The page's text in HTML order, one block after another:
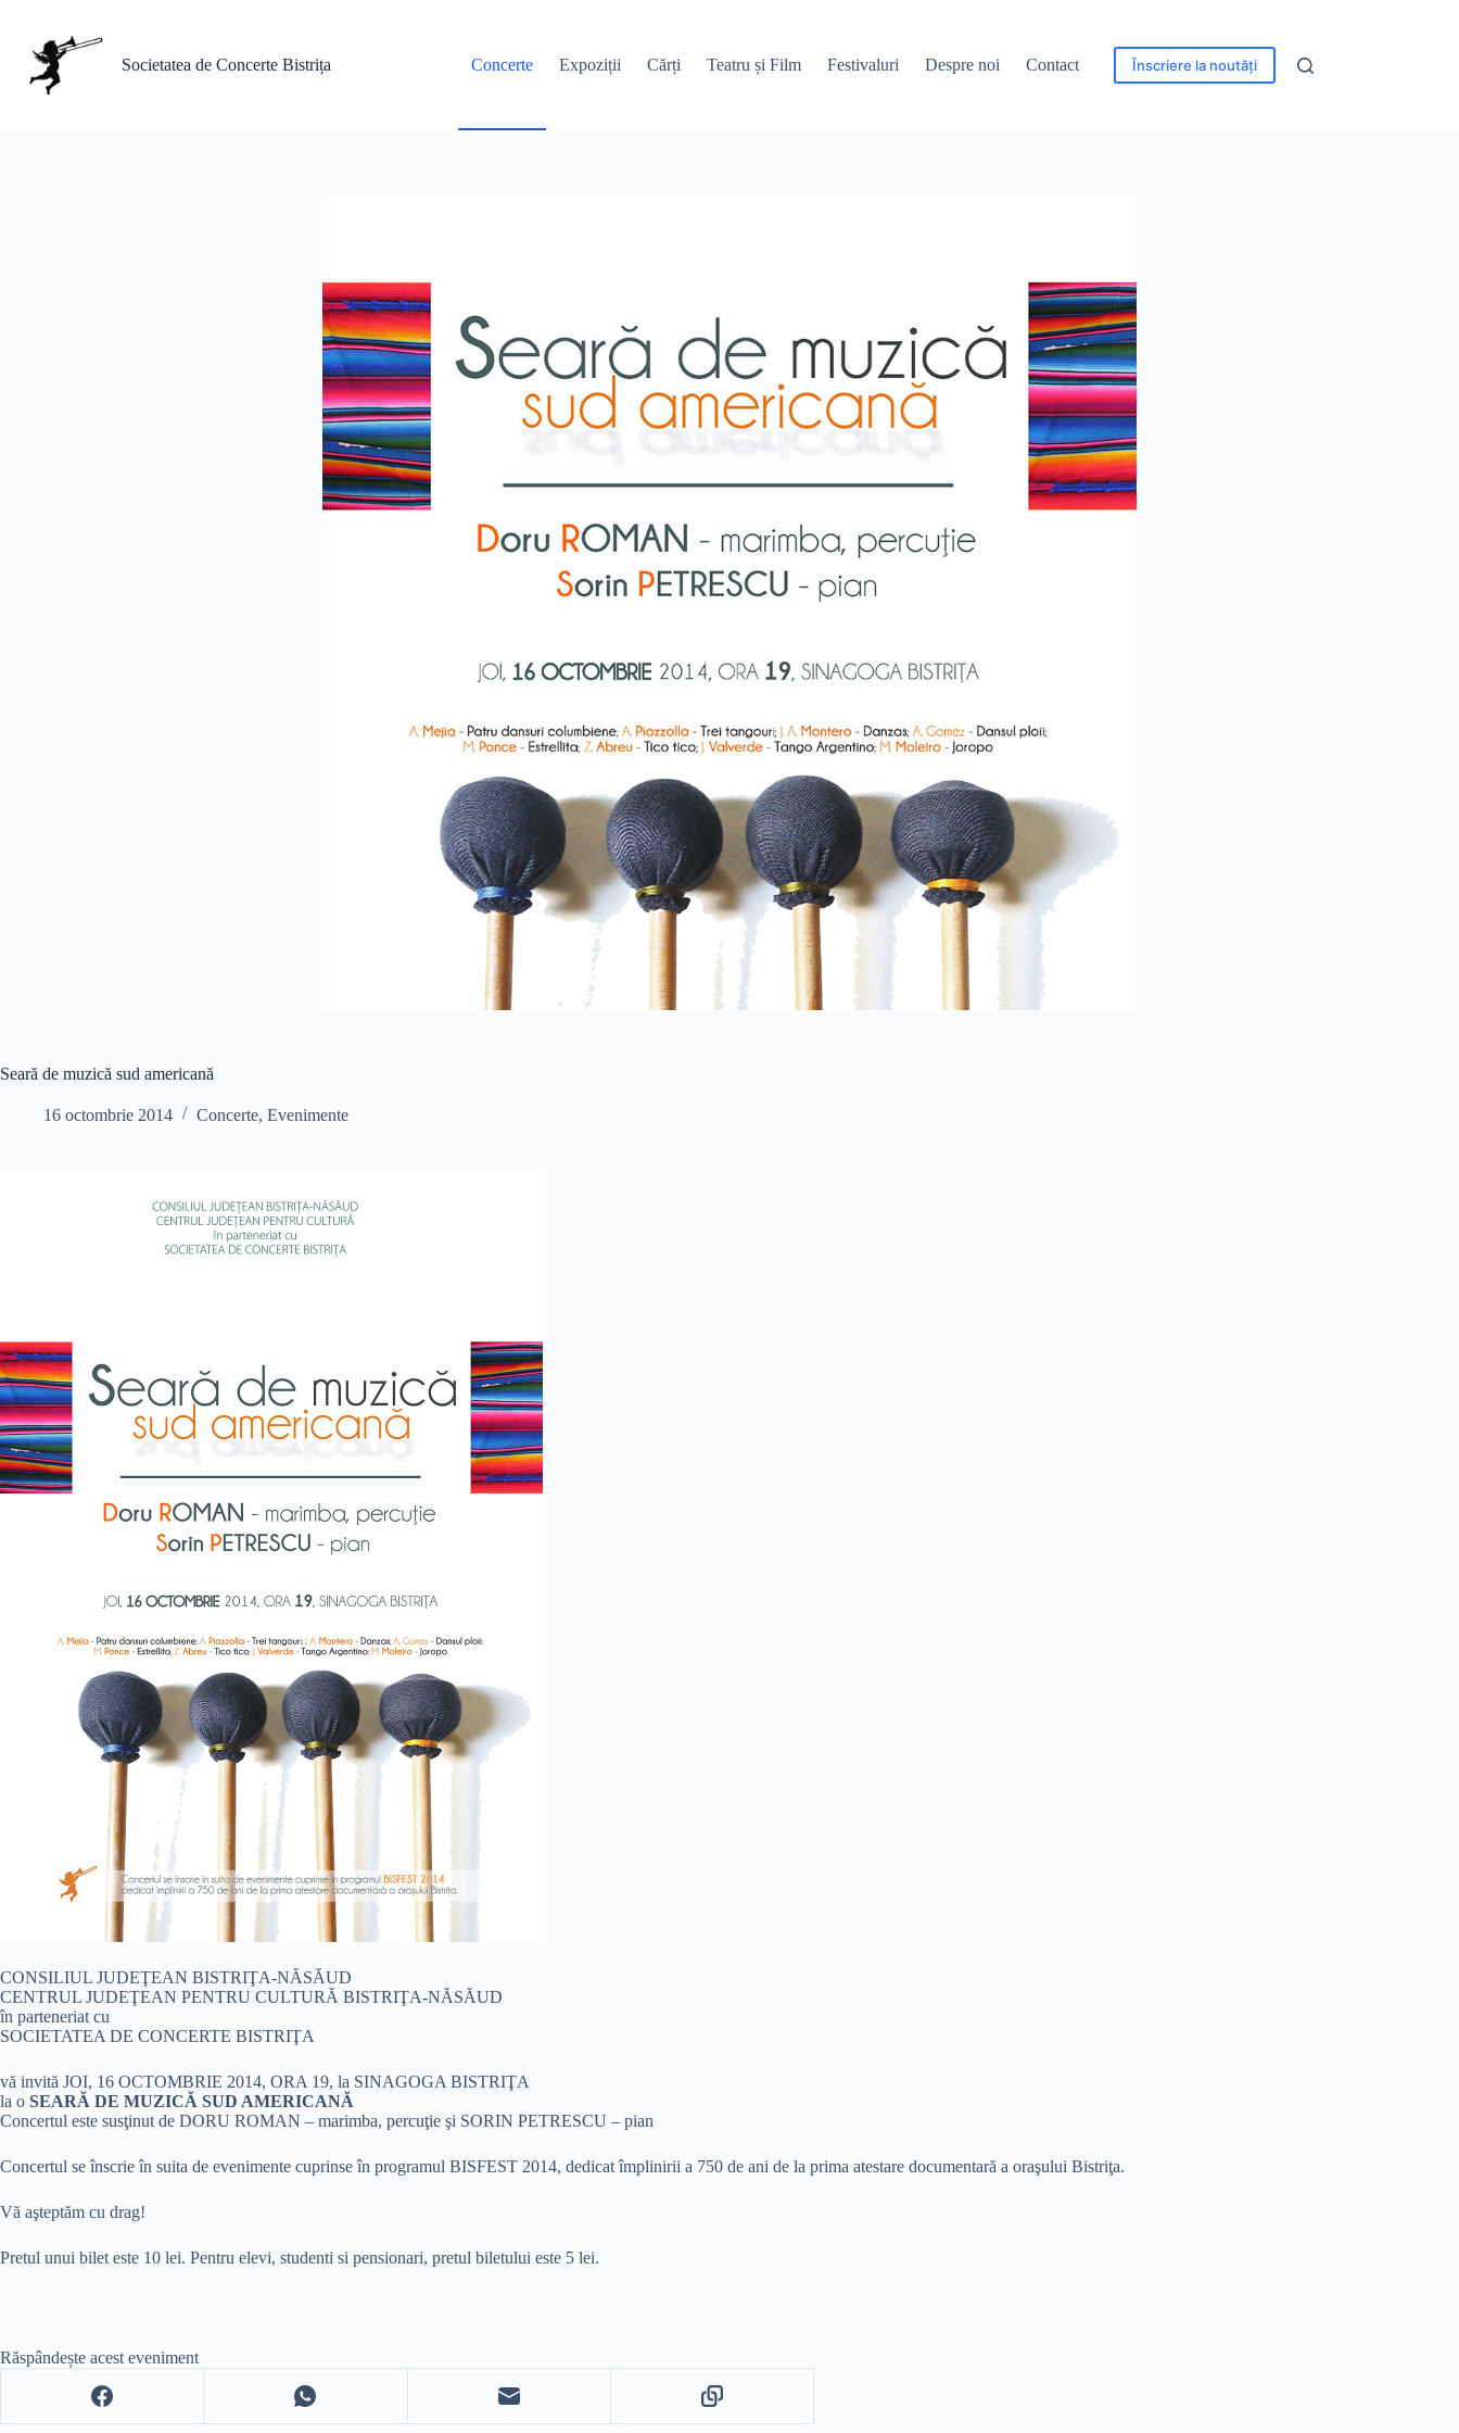
conținut
Societatea de Concerte Bistrița
Concerte Expoziții Cărți Teatru și Film Festivaluri Despre noi Contact Înscriere la noutăți
Seară de muzică sud americană
16 octombrie 2014 Concerte, Evenimente
CONSILIUL JUDEŢEAN BISTRIŢA-NĂSĂUD
CENTRUL JUDEŢEAN PENTRU CULTURĂ BISTRIŢA-NĂSĂUD
în parteneriat cu
SOCIETATEA DE CONCERTE BISTRIŢA
vă invită JOI, 16 OCTOMBRIE 2014, ORA 19, la SINAGOGA BISTRIŢA
la o SEARĂ DE MUZICĂ SUD AMERICANĂ
Concertul este susţinut de DORU ROMAN – marimba, percuţie şi SORIN PETRESCU – pian
Concertul se înscrie în suita de evenimente cuprinse în programul BISFEST 2014, dedicat împlinirii a 750 de ani de la prima atestare documentară a oraşului Bistriţa.
Vă aşteptăm cu drag!
Pretul unui bilet este 10 lei. Pentru elevi, studenti si pensionari, pretul biletului este 5 lei.
Răspândește acest eveniment